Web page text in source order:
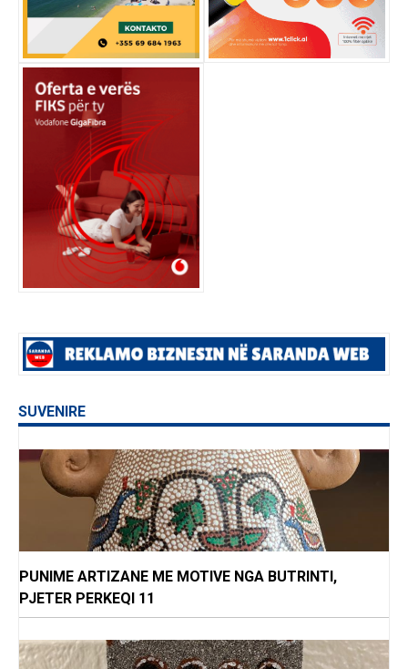
SUVENIRE
PUNIME ARTIZANE ME MOTIVE NGA BUTRINTI,
PJETER PERKEQI 11